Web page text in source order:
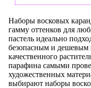
Наборы восковых
гамму оттенков для
пастель идеально
безопасным и дешевым
качественного
парафина самыми
художественных
выбирают наборы